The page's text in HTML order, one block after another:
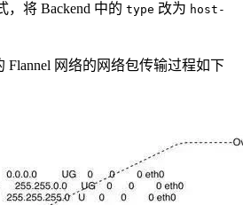
，将 Backend 中的 type 改为 host-
Flannel 网络的网络包传输过程如下